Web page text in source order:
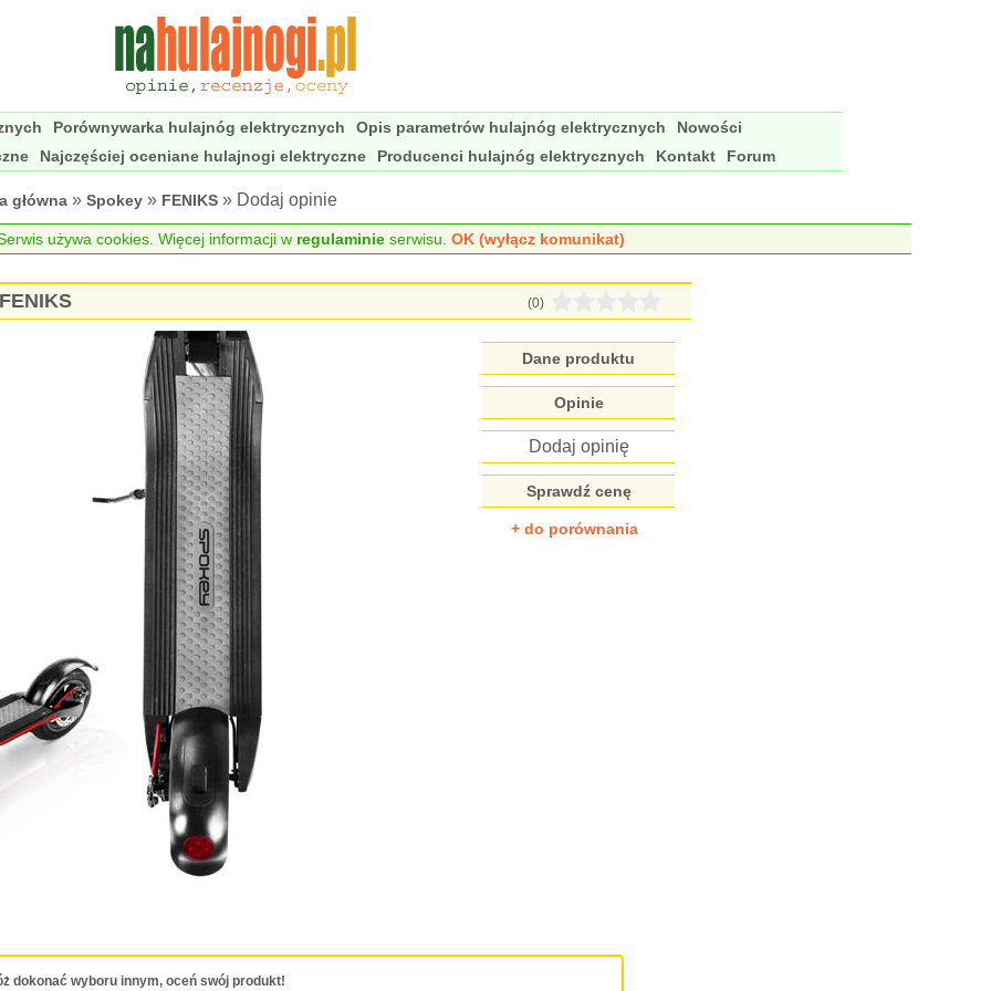
Porównywarka hulajnóg elektrycznych Opis parametrów hulajnóg elektrycznych
Nowości
Najczęściej oceniane hulajnogi elektryczne Producenci hulajnóg elektrycznych Kontakt Forum
główna » Spokey » FENIKS » Dodaj opinie
używa cookies. Więcej informacji w regulaminieserwisu. OK (wyłącz komunikat)
(0)
Dane produktu
Opinie
Dodaj opinię
Sprawdź cenę
+ do porównania
dokonać wyboru innym, oceń swój produkt!